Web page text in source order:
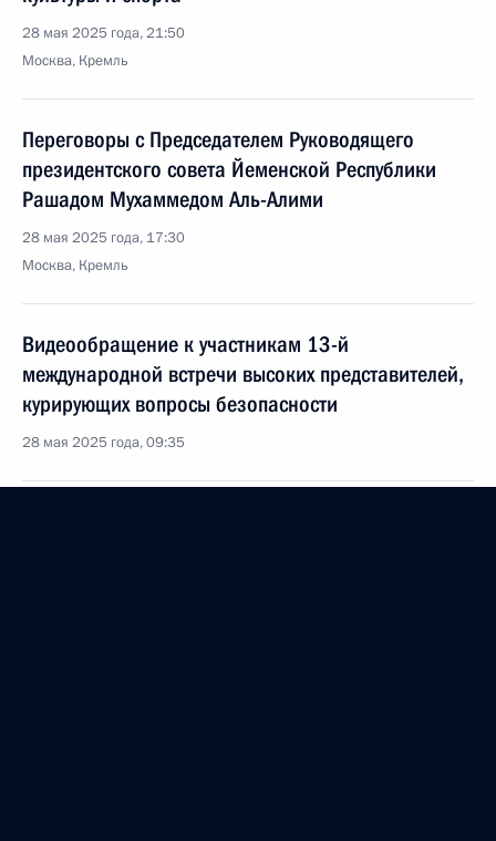
28 мая 2025 года, 21:50
Москва, Кремль
Переговоры с Председателем Руководящего
президентского совета Йеменской Республики
Рашадом Мухаммедом Аль-Алими
28 мая 2025 года, 17:30
Москва, Кремль
Видеообращение к участникам 13-й
международной встречи высоких представителей,
курирующих вопросы безопасности
28 мая 2025 года, 09:35